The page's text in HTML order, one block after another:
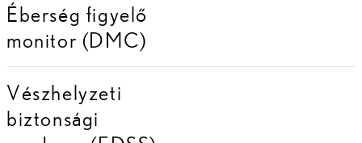
Éberség figyelő
monitor (DMC)
Vészhelyzeti
biztonsági